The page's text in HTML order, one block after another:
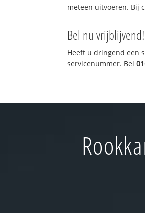
meteen uitvoeren. Bij
Bel nu vrijblijvend!
Heeft u dringend een
servicenummer. Bel